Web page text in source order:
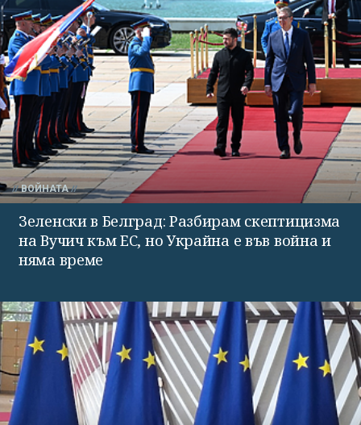
ВОЙНАТА
Зеленски в Белград: Разбирам скептицизма
на Вучич към ЕС, но Украйна е във война и
няма време